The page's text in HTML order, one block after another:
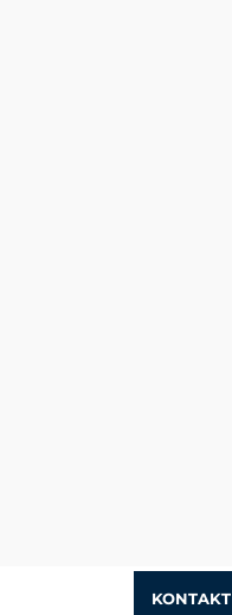
KONTAKT